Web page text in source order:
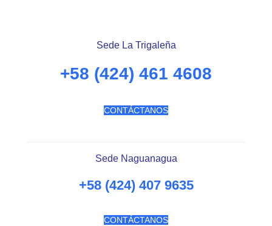
Sede La Trigaleña
+58 (424) 461 4608
CONTÁCTANOS
Sede Naguanagua
+58 (424) 407 9635
CONTÁCTANOS